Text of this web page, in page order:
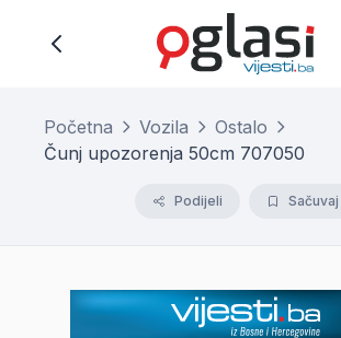
Početna Vozila
Ostalo
Čunj upozorenja 50cm 707050
Podijeli Sačuvaj